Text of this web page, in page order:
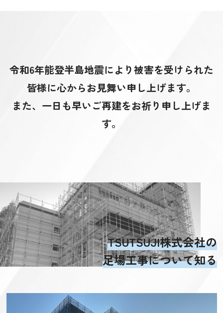
令和6年能登半島地震により被害を受けられた
皆様に心からお見舞い申し上げます。
また、一日も早いご再建をお祈り申し上げま
す。
TSUTSUJI株式会社の
足場工事について知る